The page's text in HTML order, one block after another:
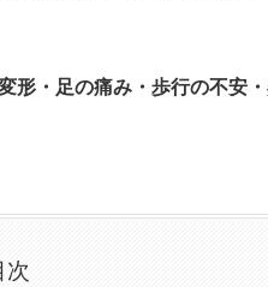
形・足の痛み・歩行の不安
次